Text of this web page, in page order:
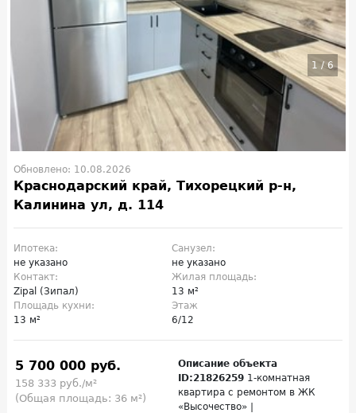
1 / 6
Обновлено: 10.08.2026
Краснодарский край, Тихорецкий р-н,
Калинина ул, д. 114
Ипотека:
не указано
Санузел:
не указано
Контакт:
Zipal (Зипал)
Жилая площадь:
13 м²
Площадь кухни:
13 м²
Этаж
6/12
5 700 000 руб.
158 333 руб./м²
(Общая площадь: 36 м²)
Описание объекта
ID:21826259 1-комнатная
квартира с ремонтом в ЖК
«Высочество» |